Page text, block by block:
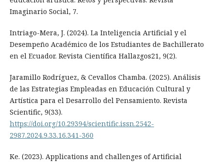
Imaginario Social, 7.
Intriago-Mera, J. (2024). La Inteligencia Artificial y el
Desempeño Académico de los Estudiantes de Bachillerato
en el Ecuador. Revista Científica Hallazgos21, 9(2).
Jaramillo Rodríguez, & Cevallos Chamba. (2025). Análisis
de las Estrategias Empleadas en Educación Cultural y
Artística para el Desarrollo del Pensamiento. Revista
Scientific, 9(33).
https://doi.org/10.29394/scientific.issn.2542-
2987.2024.9.33.16.341-360
Ke. (2023). Applications and challenges of Artificial